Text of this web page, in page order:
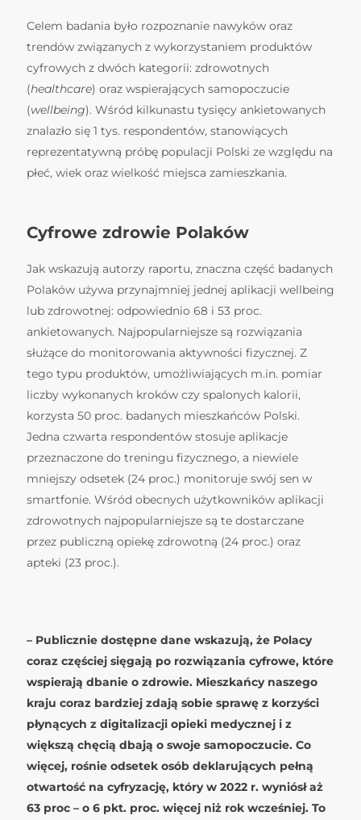
Celem badania było rozpoznanie nawyków oraz
trendów związanych z wykorzystaniem produktów
cyfrowych z dwóch kategorii: zdrowotnych
(healthcare) oraz wspierających samopoczucie
(wellbeing). Wśród kilkunastu tysięcy ankietowanych
znalazło się 1 tys. respondentów, stanowiących
reprezentatywną próbę populacji Polski ze względu na
płeć, wiek oraz wielkość miejsca zamieszkania.
Cyfrowe zdrowie Polaków
Jak wskazują autorzy raportu, znaczna część badanych
Polaków używa przynajmniej jednej aplikacji wellbeing
lub zdrowotnej: odpowiednio 68 i 53 proc.
ankietowanych. Najpopularniejsze są rozwiązania
służące do monitorowania aktywności fizycznej. Z
tego typu produktów, umożliwiających m.in. pomiar
liczby wykonanych kroków czy spalonych kalorii,
korzysta 50 proc. badanych mieszkańców Polski.
Jedna czwarta respondentów stosuje aplikacje
przeznaczone do treningu fizycznego, a niewiele
mniejszy odsetek (24 proc.) monitoruje swój sen w
smartfonie. Wśród obecnych użytkowników aplikacji
zdrowotnych najpopularniejsze są te dostarczane
przez publiczną opiekę zdrowotną (24 proc.) oraz
apteki (23 proc.).
– Publicznie dostępne dane wskazują, że Polacy
coraz częściej sięgają po rozwiązania cyfrowe, które
wspierają dbanie o zdrowie. Mieszkańcy naszego
kraju coraz bardziej zdają sobie sprawę z korzyści
płynących z digitalizacji opieki medycznej i z
większą chęcią dbają o swoje samopoczucie. Co
więcej, rośnie odsetek osób deklarujących pełną
otwartość na cyfryzację, który w 2022 r. wyniósł aż
63 proc – o 6 pkt. proc. więcej niż rok wcześniej. To